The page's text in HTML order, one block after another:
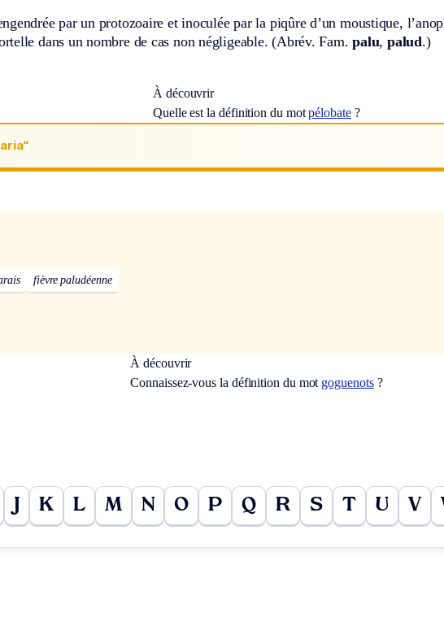
par un protozoaire et inoculée par la piqûre d’un moustique,
dans un nombre de cas non négligeable. (Abrév. Fam. palu, palud.)
À découvrir
Quelle est la définition du motpélobate?
fièvre paludéenne
À découvrir
Connaissez-vous la définition du mot goguenots?
J K L M N O P Q R S T U V